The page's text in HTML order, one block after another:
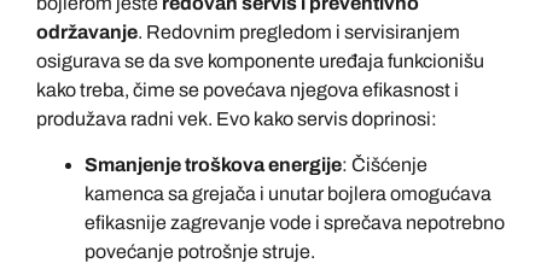
održavanje. Redovnim pregledom i servisiranjem
osigurava se da sve komponente uređaja funkcionišu
kako treba, čime se povećava njegova efikasnost i
produžava radni vek. Evo kako servis doprinosi:
Smanjenje troškova energije: Čišćenje
kamenca sa grejača i unutar bojlera omogućava
efikasnije zagrevanje vode i sprečava nepotrebno
povećanje potrošnje struje.